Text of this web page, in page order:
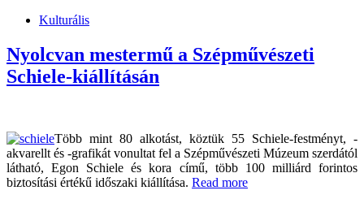
Kulturális
Nyolcvan mestermű a Szépművészeti
Schiele-kiállításán
Több mint 80 alkotást, köztük 55 Schiele-festményt, -
akvarellt és -grafikát vonultat fel a Szépművészeti Múzeum szerdától
látható, Egon Schiele és kora című, több 100 milliárd forintos
biztosítási értékű időszaki kiállítása. Read more